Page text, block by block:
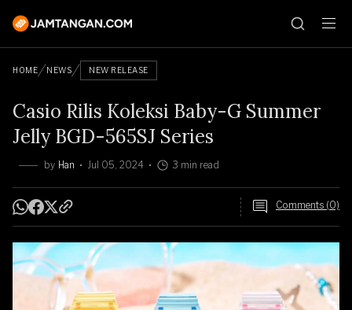
HOME NEWS NEW RELEASE
Casio Rilis Koleksi Baby-G Summer
Jelly BGD-565SJ Series
by Han Jul 05, 2024 3 min read
Comments (0)